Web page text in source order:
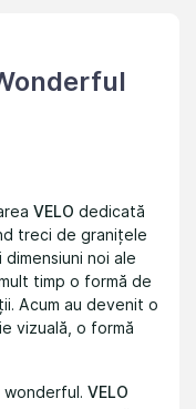
VELO dedicată
treci de granițele
noi ale
timp o formă de
Acum au devenit o
vizuală, o formă
VELO